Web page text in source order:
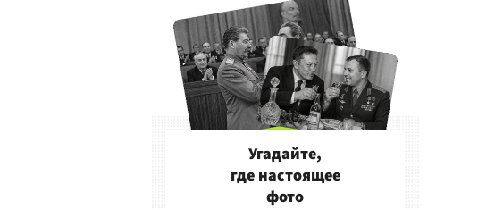
Угадайте,
где настоящее
фото